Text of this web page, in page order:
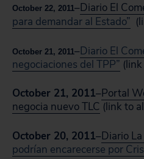
October 22, 2011–Diario El
para demandar al Estado”
October 21, 2011–Diario El
negociaciones del TPP”
October 21, 2011–Portal
negocia nuevo TLC (link to
October 20, 2011–Diario
podrían encarecerse por